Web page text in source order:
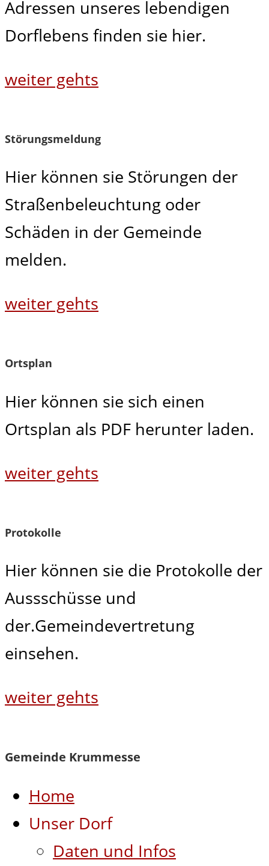
Adressen unseres lebendigen
Dorflebens finden sie hier.
weiter gehts
Störungsmeldung
Hier können sie Störungen der
Straßenbeleuchtung oder
Schäden in der Gemeinde
melden.
weiter gehts
Ortsplan
Hier können sie sich einen
Ortsplan als PDF herunter laden.
weiter gehts
Protokolle
Hier können sie die Protokolle der
Aussschüsse und
der.Gemeindevertretung
einsehen.
weiter gehts
Gemeinde Krummesse
Home
Unser Dorf
Daten und Infos